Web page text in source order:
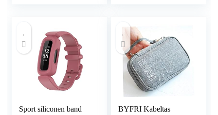
Sport siliconen band
BYFRI Kabeltas